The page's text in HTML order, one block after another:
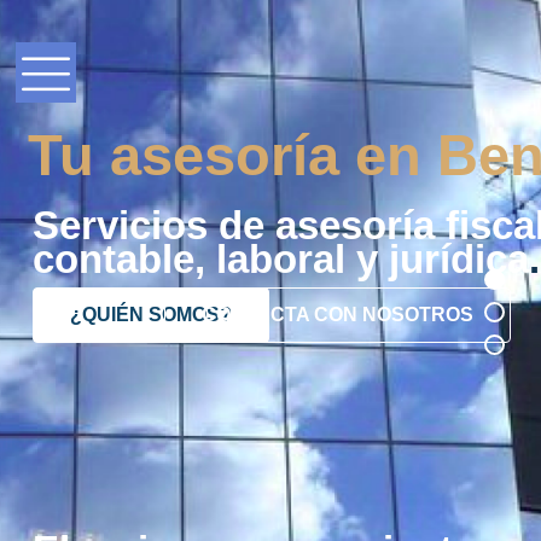
Tu asesoría en
Servicios de asesoría
contable, laboral y jurídica.
¿QUIÉN SOMOS?CONTACTA CON NOSOTROS